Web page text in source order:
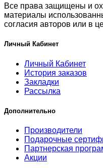
Все права защищены и
материалы
согласия авторов или в
Личный Кабинет
Личный Кабинет
История заказов
Закладки
Рассылка
Дополнительно
Производители
Подарочные
Партнерская
Акции